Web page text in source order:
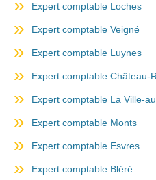
Expert comptable Loches
Expert comptable Veigné
Expert comptable Luynes
Expert comptable Château-
Expert comptable La Ville-
Expert comptable Monts
Expert comptable Esvres
Expert comptable Bléré